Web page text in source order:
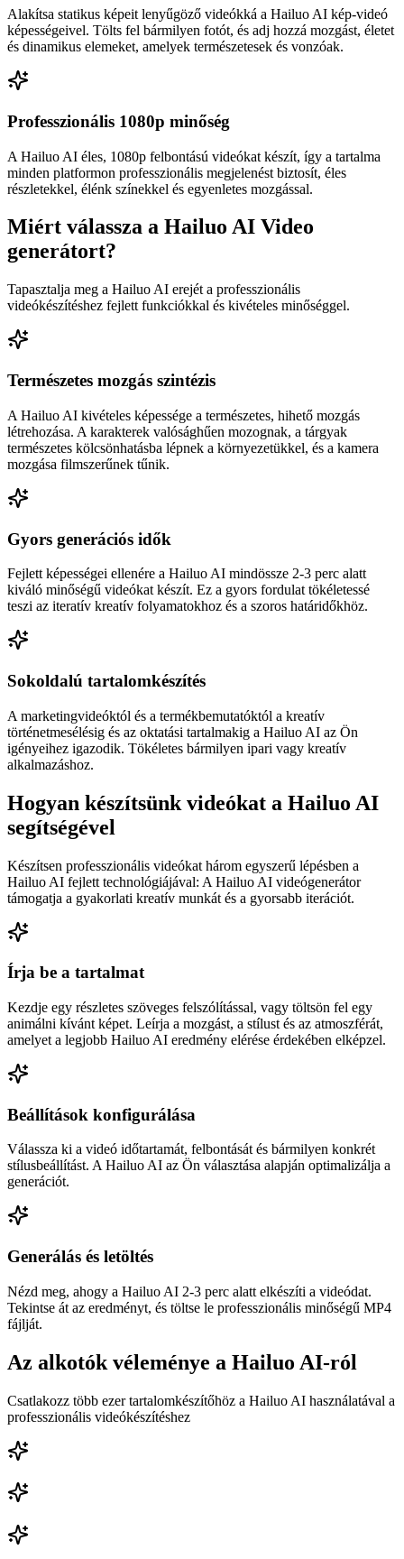
Alakítsa statikus képeit lenyűgöző videókká a Hailuo AI kép-videó
képességeivel. Tölts fel bármilyen fotót, és adj hozzá mozgást, életet
és dinamikus elemeket, amelyek természetesek és vonzóak.
Professzionális 1080p minőség
A Hailuo AI éles, 1080p felbontású videókat készít, így a tartalma
minden platformon professzionális megjelenést biztosít, éles
részletekkel, élénk színekkel és egyenletes mozgással.
Miért válassza a Hailuo AI Video
generátort?
Tapasztalja meg a Hailuo AI erejét a professzionális
videókészítéshez fejlett funkciókkal és kivételes minőséggel.
Természetes mozgás szintézis
A Hailuo AI kivételes képessége a természetes, hihető mozgás
létrehozása. A karakterek valósághűen mozognak, a tárgyak
természetes kölcsönhatásba lépnek a környezetükkel, és a kamera
mozgása filmszerűnek tűnik.
Gyors generációs idők
Fejlett képességei ellenére a Hailuo AI mindössze 2-3 perc alatt
kiváló minőségű videókat készít. Ez a gyors fordulat tökéletessé
teszi az iteratív kreatív folyamatokhoz és a szoros határidőkhöz.
Sokoldalú tartalomkészítés
A marketingvideóktól és a termékbemutatóktól a kreatív
történetmesélésig és az oktatási tartalmakig a Hailuo AI az Ön
igényeihez igazodik. Tökéletes bármilyen ipari vagy kreatív
alkalmazáshoz.
Hogyan készítsünk videókat a Hailuo AI
segítségével
Készítsen professzionális videókat három egyszerű lépésben a
Hailuo AI fejlett technológiájával: A Hailuo AI videógenerátor
támogatja a gyakorlati kreatív munkát és a gyorsabb iterációt.
Írja be a tartalmat
Kezdje egy részletes szöveges felszólítással, vagy töltsön fel egy
animálni kívánt képet. Leírja a mozgást, a stílust és az atmoszférát,
amelyet a legjobb Hailuo AI eredmény elérése érdekében elképzel.
Beállítások konfigurálása
Válassza ki a videó időtartamát, felbontását és bármilyen konkrét
stílusbeállítást. A Hailuo AI az Ön választása alapján optimalizálja a
generációt.
Generálás és letöltés
Nézd meg, ahogy a Hailuo AI 2-3 perc alatt elkészíti a videódat.
Tekintse át az eredményt, és töltse le professzionális minőségű MP4
fájlját.
Az alkotók véleménye a Hailuo AI-ról
Csatlakozz több ezer tartalomkészítőhöz a Hailuo AI használatával a
professzionális videókészítéshez